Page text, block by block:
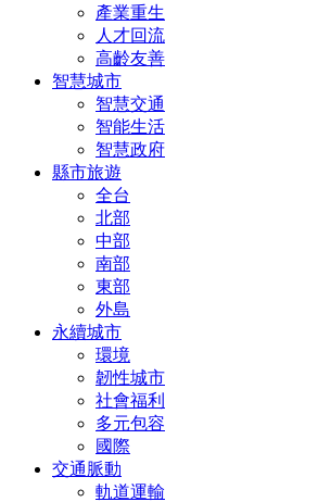
產業重生
人才回流
高齡友善
智慧城市
智慧交通
智能生活
智慧政府
縣市旅遊
全台
北部
中部
南部
東部
外島
永續城市
環境
韌性城市
社會福利
多元包容
國際
交通脈動
軌道運輸